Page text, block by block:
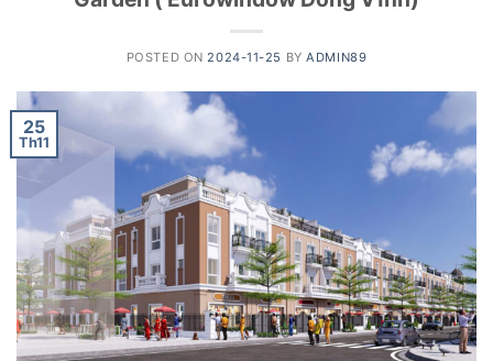
POSTED ON2024-11-25 BYADMIN89
25
Th11